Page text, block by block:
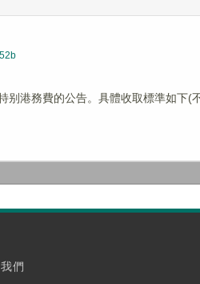
别港務費的公告。具體收取標準如下
們